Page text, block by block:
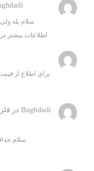
سلام بله
اطلاعات بیشتر
Baghdadi در